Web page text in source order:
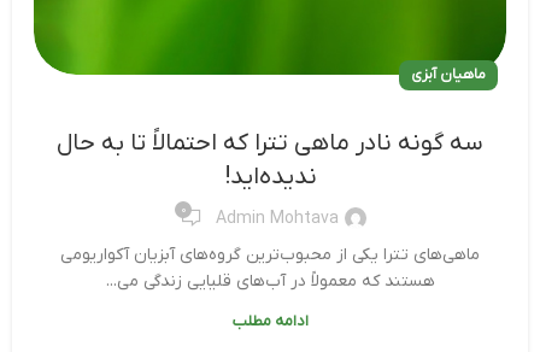
ماهیان آبزی
سه گونه نادر ماهی تترا که احتمالاً تا به حال
ندیده‌اید!
Admin Mohtava
0
ماهی‌های تترا یکی از محبوب‌ترین گروه‌های آبزیان آکواریومی
هستند که معمولاً در آب‌های قلیایی زندگی می...
ادامه مطلب